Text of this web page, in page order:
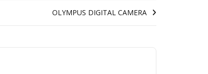
OLYMPUS DIGITAL CAMERA